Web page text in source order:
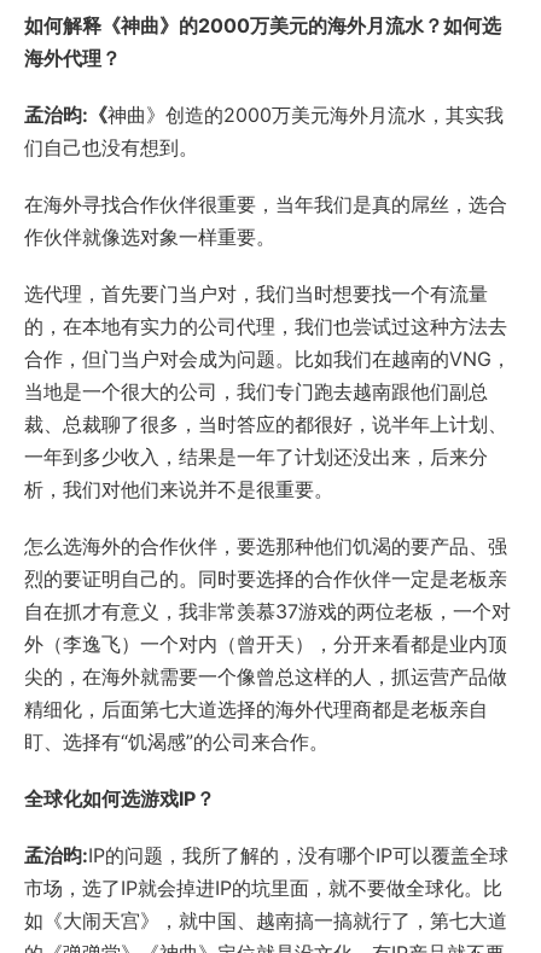
如何解释《神曲》的2000万美元的海外月流水？如何选
海外代理？
孟治昀:《神曲》创造的2000万美元海外月流水，其实我
们自己也没有想到。
在海外寻找合作伙伴很重要，当年我们是真的屌丝，选合
作伙伴就像选对象一样重要。
选代理，首先要门当户对，我们当时想要找一个有流量
的，在本地有实力的公司代理，我们也尝试过这种方法去
合作，但门当户对会成为问题。比如我们在越南的VNG，
当地是一个很大的公司，我们专门跑去越南跟他们副总
裁、总裁聊了很多，当时答应的都很好，说半年上计划、
一年到多少收入，结果是一年了计划还没出来，后来分
析，我们对他们来说并不是很重要。
怎么选海外的合作伙伴，要选那种他们饥渴的要产品、强
烈的要证明自己的。同时要选择的合作伙伴一定是老板亲
自在抓才有意义，我非常羡慕37游戏的两位老板，一个对
外（李逸飞）一个对内（曾开天），分开来看都是业内顶
尖的，在海外就需要一个像曾总这样的人，抓运营产品做
精细化，后面第七大道选择的海外代理商都是老板亲自
盯、选择有“饥渴感”的公司来合作。
全球化如何选游戏IP？
孟治昀:IP的问题，我所了解的，没有哪个IP可以覆盖全球
市场，选了IP就会掉进IP的坑里面，就不要做全球化。比
如《大闹天宫》，就中国、越南搞一搞就行了，第七大道